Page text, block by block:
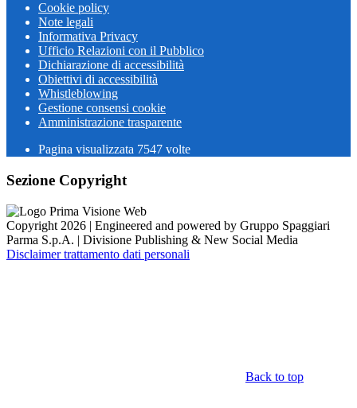
Cookie policy
Note legali
Informativa Privacy
Ufficio Relazioni con il Pubblico
Dichiarazione di accessibilità
Obiettivi di accessibilità
Whistleblowing
Gestione consensi cookie
Amministrazione trasparente
Pagina visualizzata 7547 volte
Sezione Copyright
Copyright 2026 | Engineered and powered by Gruppo Spaggiari
Parma S.p.A. | Divisione Publishing & New Social Media
Disclaimer trattamento dati personali
Back to top